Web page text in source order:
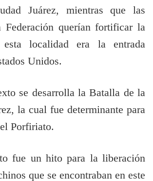
Juárez, mientras que las
Federación querían fortificar la
esta localidad era la entrada
Unidos.
se desarrolla la Batalla de la
la cual fue determinante para
Porfiriato.
fue un hito para la liberación
que se encontraban en este